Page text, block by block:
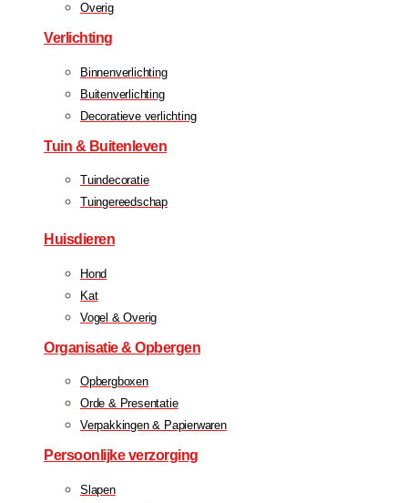
Overig
Verlichting
Binnenverlichting
Buitenverlichting
Decoratieve verlichting
Tuin & Buitenleven
Tuindecoratie
Tuingereedschap
Huisdieren
Hond
Kat
Vogel & Overig
Organisatie & Opbergen
Opbergboxen
Orde & Presentatie
Verpakkingen & Papierwaren
Persoonlijke verzorging
Slapen